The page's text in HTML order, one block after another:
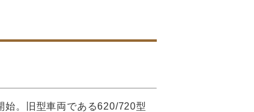
始。旧型車両である620/720型